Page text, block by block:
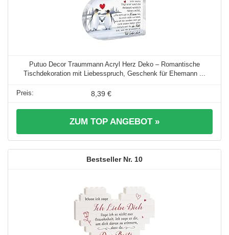
Putuo Decor Traummann Acryl Herz Deko – Romantische
Tischdekoration mit Liebesspruch, Geschenk für Ehemann ...
8,39 €
ZUM TOP ANGEBOT »
10